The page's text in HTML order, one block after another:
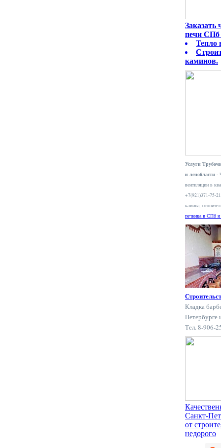
Заказать
печи СПб
Тепло
каминов.
Услуги
и ленобласти -
вентиляции в
+7(921)371-75-
камина,
печника в СПб и
Кладка
Петербурге
Тел. 8-906-
Санкт-
от
недорого